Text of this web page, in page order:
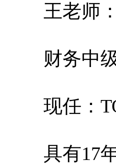
王老师：
财务中级
现任：
具有17年